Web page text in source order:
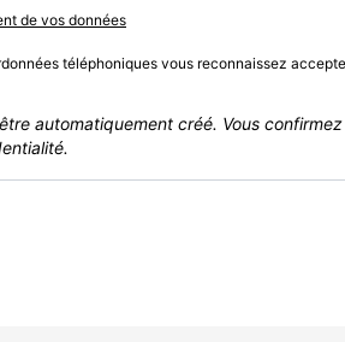
de vos données
téléphoniques vous reconnaissez
automatiquement créé. Vous